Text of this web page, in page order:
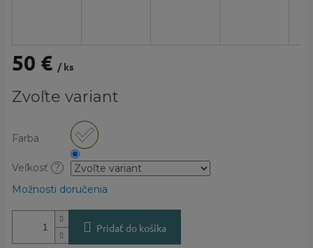
50 € / ks
cena:
Zvoľte variant
Farba
Veľkosť ?
Možnosti doručenia
Pridať do košíka